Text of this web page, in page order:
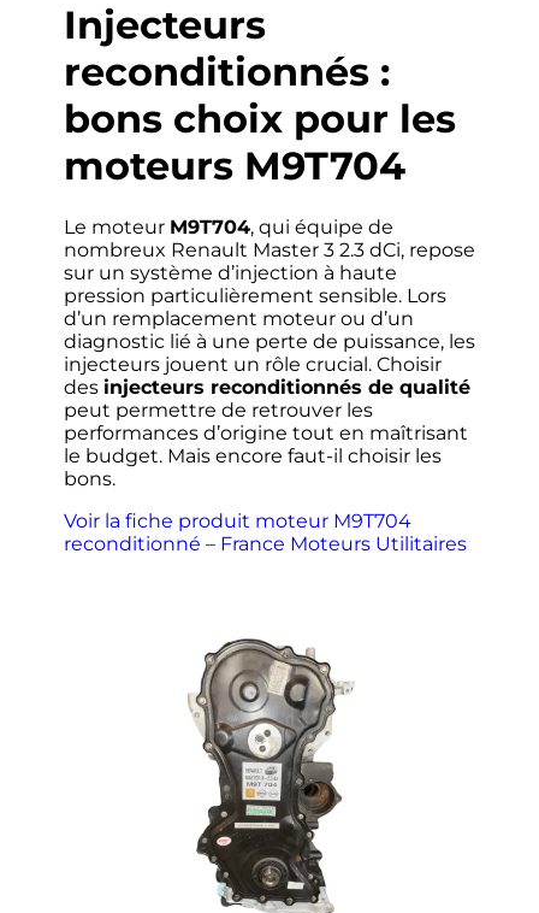
Injecteurs
reconditionnés :
bons choix pour les
moteurs M9T704
Le moteur M9T704, qui équipe de
nombreux Renault Master 3 2.3 dCi, repose
sur un système d’injection à haute
pression particulièrement sensible. Lors
d’un remplacement moteur ou d’un
diagnostic lié à une perte de puissance, les
injecteurs jouent un rôle crucial. Choisir
des injecteurs reconditionnés de qualité
peut permettre de retrouver les
performances d’origine tout en maîtrisant
le budget. Mais encore faut-il choisir les
bons.
Voir la fiche produit moteur M9T704
reconditionné – France Moteurs Utilitaires